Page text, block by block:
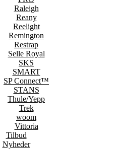
Raleigh
Reany
Reelight
Remington
Restrap
Selle Royal
SKS
SMART
SP Connect™
STANS
Thule/Yepp
Trek
woom
Vittoria
Tilbud
Nyheder